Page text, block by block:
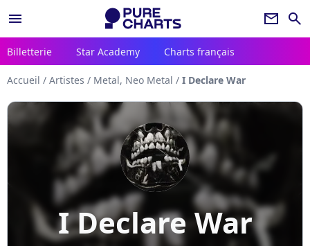
menu newsletter search
Billetterie Star Academy Charts français
Accueil / Artistes / Metal, Neo Metal / I Declare War
I Declare War